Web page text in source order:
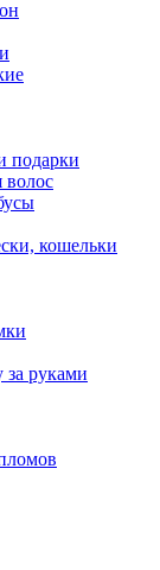
подарки
волос
кошельки
за руками